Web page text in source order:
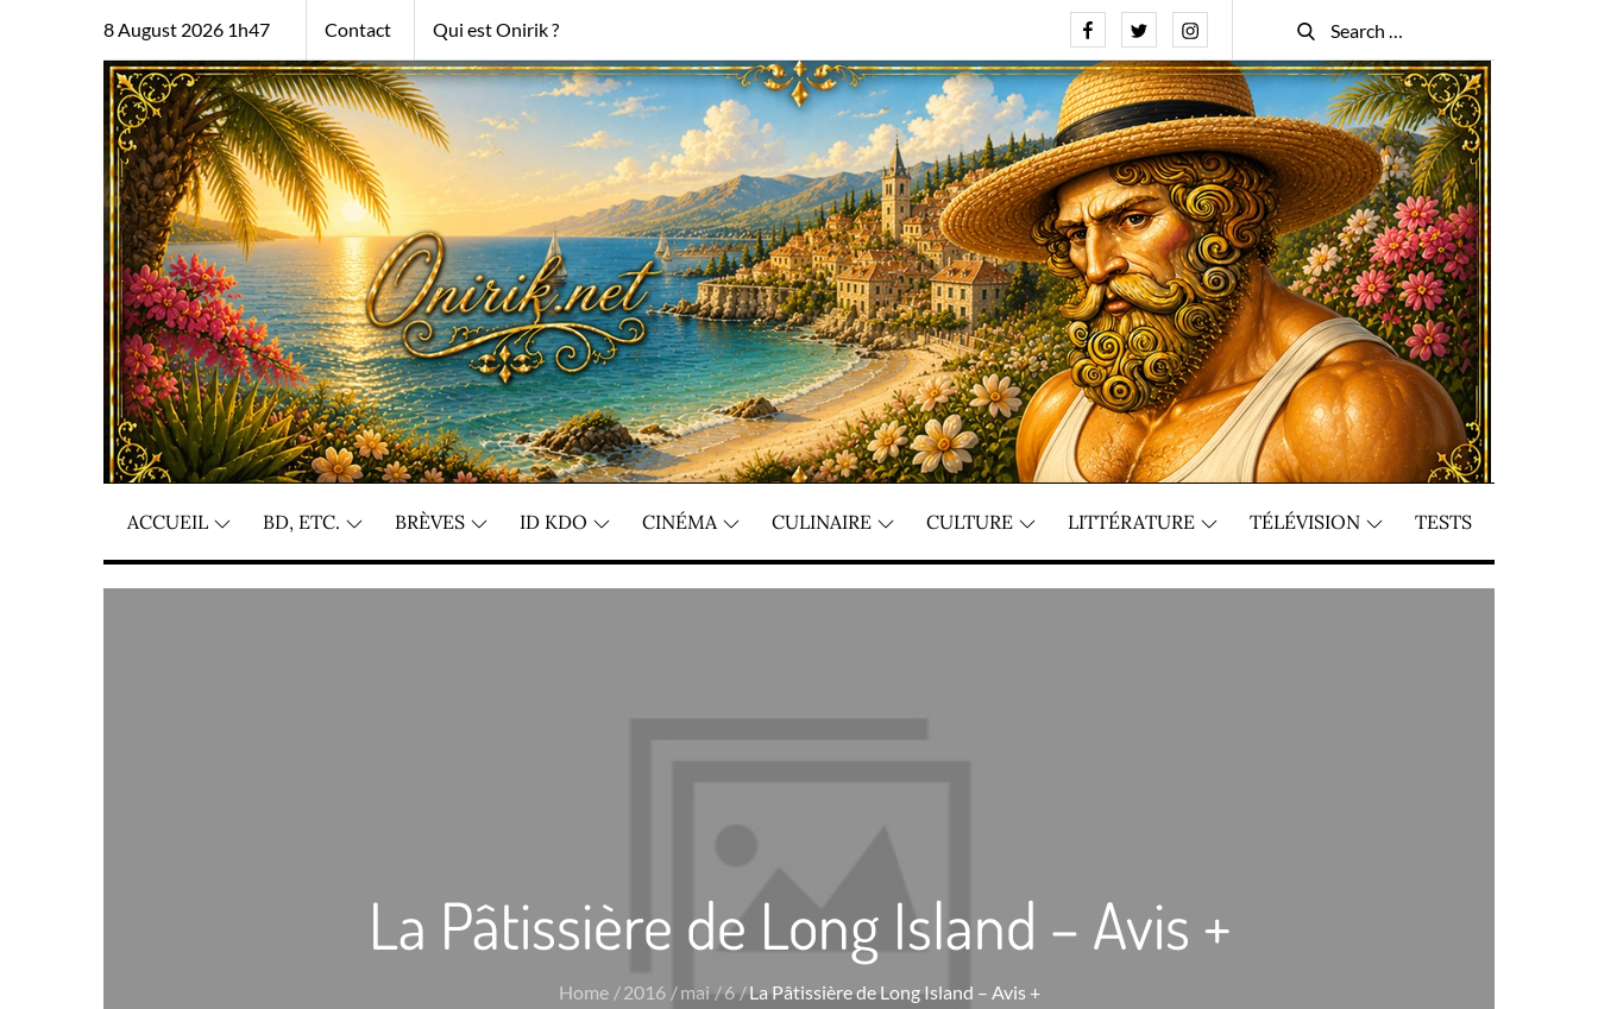
8 August 2026 1h47 Contact Qui est Onirik ? FacebookTwitterInstagram
Search
for:
Search
ACCUEIL BD, ETC. BRÈVES ID KDO CINÉMA CULINAIRE CULTURE LITTÉRATURE TÉLÉVISION TESTS
La Pâtissière de Long Island – Avis +
Home 2016 mai 6 La Pâtissière de Long Island – Avis +